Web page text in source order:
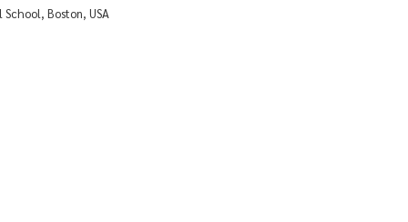
Boston, USA